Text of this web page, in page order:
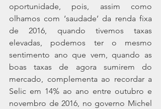
oportunidade, pois, assim como
olhamos com ‘saudade’ da renda fixa
de 2016, quando tivemos taxas
elevadas, podemos ter o mesmo
sentimento ano que vem, quando as
boas taxas de agora sumirem do
mercado, complementa ao recordar a
Selic em 14% ao ano entre outubro e
novembro de 2016, no governo Michel